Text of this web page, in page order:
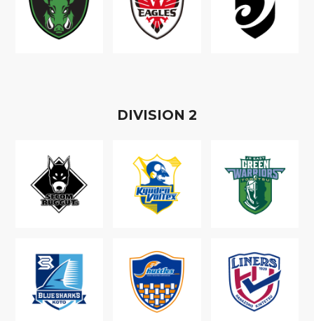
DIVISION 2